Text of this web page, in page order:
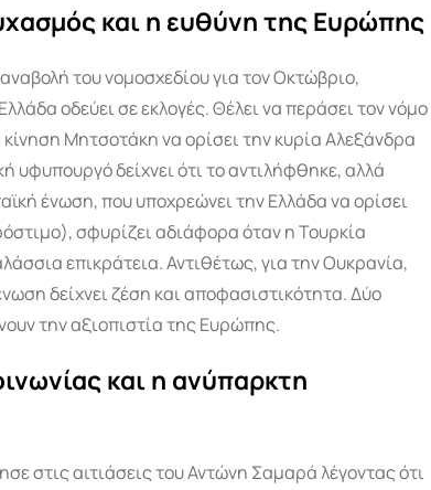
και η ευθύνη της Ευρώπης
του νομοσχεδίου για τον Οκτώβριο,
οδεύει σε εκλογές. Θέλει να περάσει τον νόμο
Μητσοτάκη να ορίσει την κυρία Αλεξάνδρα
δείχνει ότι το αντιλήφθηκε, αλλά
ένωση, που υποχρεώνει την Ελλάδα να ορίσει
σφυρίζει αδιάφορα όταν η Τουρκία
επικράτεια. Αντιθέτως, για την Ουκρανία,
δείχνει ζέση και αποφασιστικότητα. Δύο
την αξιοπιστία της Ευρώπης.
και η ανύπαρκτη
στις αιτιάσεις του Αντώνη Σαμαρά λέγοντας ότι